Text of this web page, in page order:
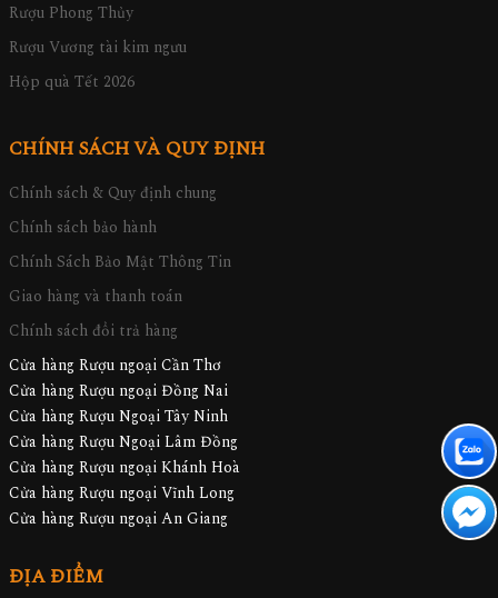
Rượu Phong Thủy
Rượu Vương tài kim ngưu
Hộp quà Tết 2026
CHÍNH SÁCH VÀ QUY ĐỊNH
Chính sách & Quy định chung
Chính sách bảo hành
Chính Sách Bảo Mật Thông Tin
Giao hàng và thanh toán
Chính sách đổi trả hàng
Cửa hàng Rượu ngoại Cần Thơ
Cửa hàng Rượu ngoại Đồng Nai
Cửa hàng Rượu Ngoại Tây Ninh
Cửa hàng Rượu Ngoại Lâm Đồng
Cửa hàng Rượu ngoại Khánh Hoà
Cửa hàng Rượu ngoại Vĩnh Long
Cửa hàng Rượu ngoại An Giang
ĐỊA ĐIỂM